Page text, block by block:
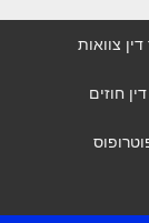
דין צוואות
חוזים